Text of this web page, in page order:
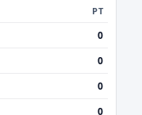
PT
0
0
0
0